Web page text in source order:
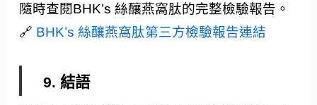
隨時查閱BHK’s 絲釀燕窩肽的完整檢驗報告。
🔗 BHK’s 絲釀燕窩肽第三方檢驗報告連結
9. 結語